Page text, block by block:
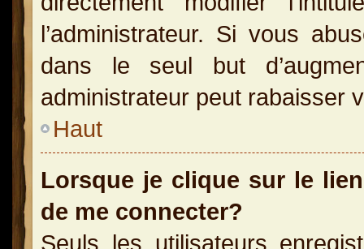
l’administrateur. Si vous
dans le seul but
administrateur peut rabaisser
Haut
Lorsque je clique sur le
de me connecter?
Seuls les utilisateurs